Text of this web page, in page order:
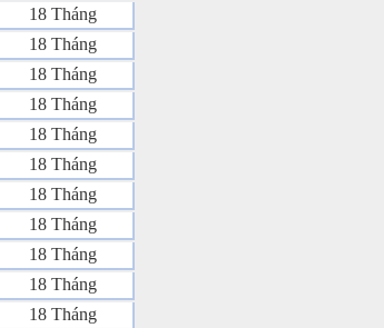
18 Tháng
18 Tháng
18 Tháng
18 Tháng
18 Tháng
18 Tháng
18 Tháng
18 Tháng
18 Tháng
18 Tháng
18 Tháng